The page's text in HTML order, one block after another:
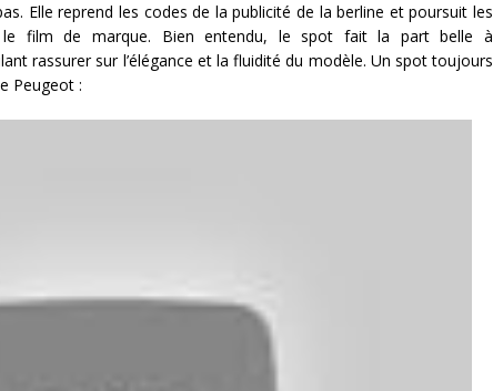
Elle reprend les codes de la publicité de la berline et poursuit les
le film de marque. Bien entendu, le spot fait la part belle à
rassurer sur l’élégance et la fluidité du modèle. Un spot toujours
Peugeot :